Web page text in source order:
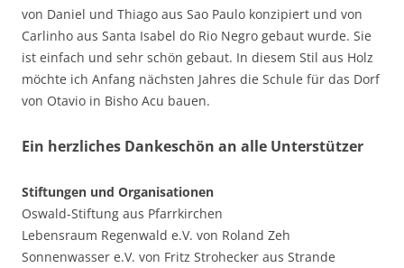
von Daniel und Thiago aus Sao Paulo konzipiert und von
Carlinho aus Santa Isabel do Rio Negro gebaut wurde. Sie
ist einfach und sehr schön gebaut. In diesem Stil aus Holz
möchte ich Anfang nächsten Jahres die Schule für das Dorf
von Otavio in Bisho Acu bauen.
Ein herzliches Dankeschön an alle Unterstützer
Stiftungen und Organisationen
Oswald-Stiftung aus Pfarrkirchen
Lebensraum Regenwald e.V. von Roland Zeh
Sonnenwasser e.V. von Fritz Strohecker aus Strande